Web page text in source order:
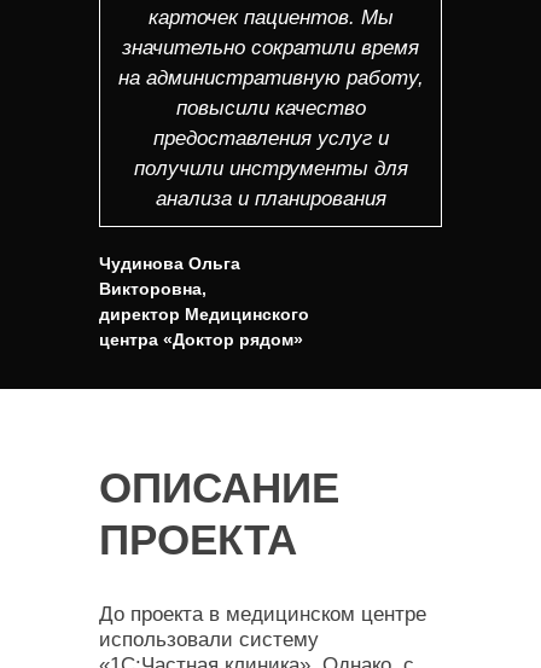
карточек пациентов. Мы
значительно сократили время
на административную работу,
повысили качество
предоставления услуг и
получили инструменты для
анализа и планирования
Чудинова Ольга
Викторовна,
директор Медицинского
центра «Доктор рядом»
ОПИСАНИЕ
ПРОЕКТА
До проекта в медицинском центре
использовали систему